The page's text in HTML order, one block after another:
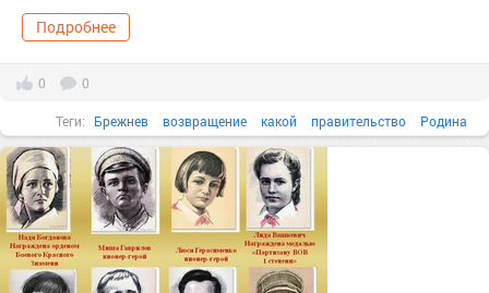
Подробнее
0 0
Теги: Брежнев возвращение какой правительство Родина